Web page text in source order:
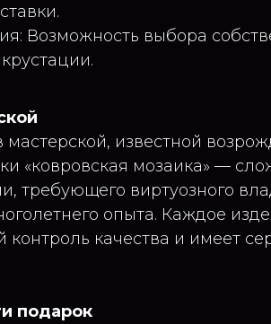
Возможность выбора
известной
«ковровская мозаика» —
требующего виртуозного
опыта. Каждое
контроль качества и имеет
подарок